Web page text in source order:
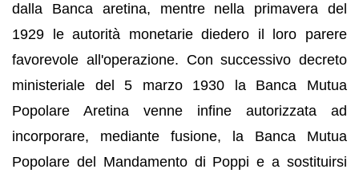
dalla Banca aretina, mentre nella primavera del
1929 le autorità monetarie diedero il loro parere
favorevole all'operazione. Con successivo decreto
ministeriale del 5 marzo 1930 la Banca Mutua
Popolare Aretina venne infine autorizzata ad
incorporare, mediante fusione, la Banca Mutua
Popolare del Mandamento di Poppi e a sostituirsi